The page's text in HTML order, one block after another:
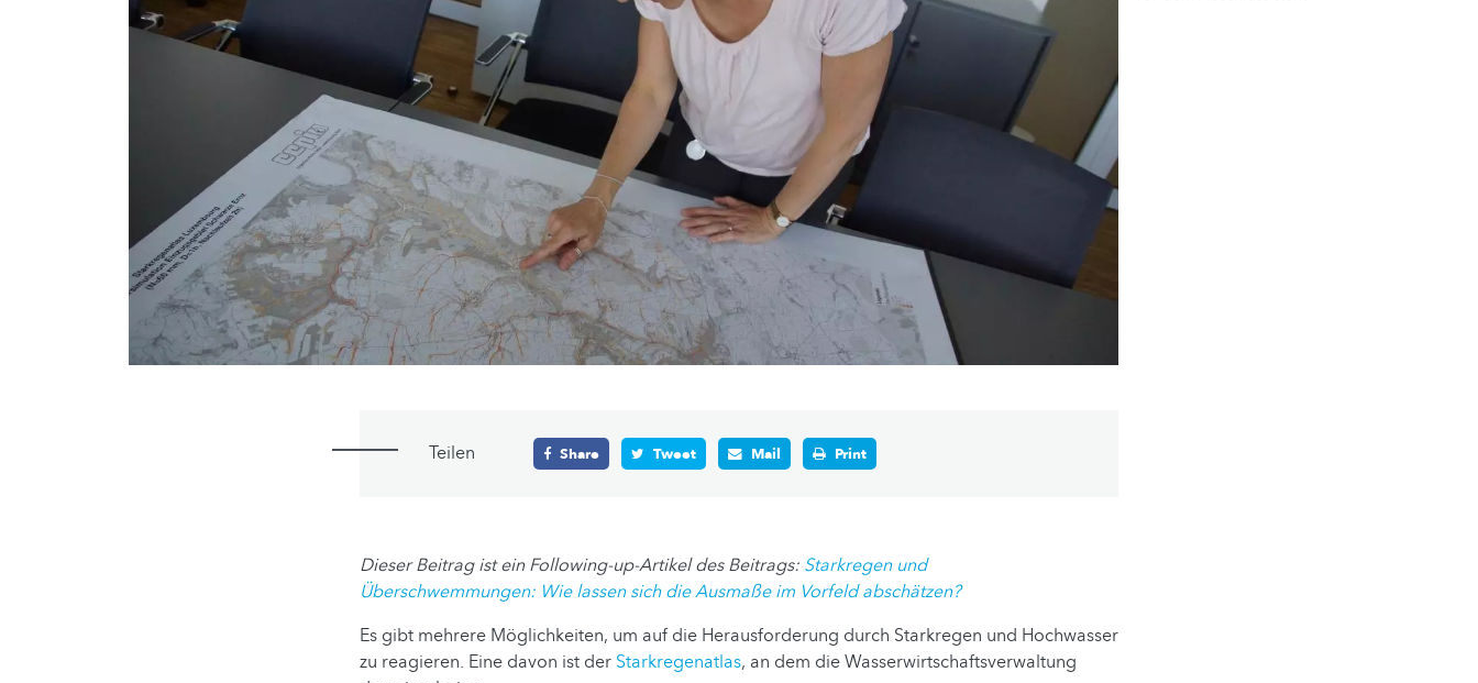
Teilen Share Tweet Mail Print
Dieser Beitrag ist ein Following-up-Artikel des Beitrags: Starkregen und
Überschwemmungen: Wie lassen sich die Ausmaße im Vorfeld abschätzen?
Es gibt mehrere Möglichkeiten, um auf die Herausforderung durch Starkregen und Hochwasser
zu reagieren. Eine davon ist der Starkregenatlas, an dem die Wasserwirtschaftsverwaltung